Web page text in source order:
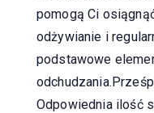
pomogą Ci
odżywianie i
podstawowe
Odpowiednia ilość